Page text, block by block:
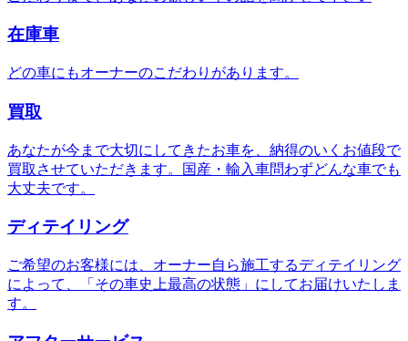
在庫車
どの車にもオーナーのこだわりがあります。
買取
あなたが今まで大切にしてきたお車を、納得のいくお値段で
買取させていただきます。国産・輸入車問わずどんな車でも
大丈夫です。
ディテイリング
ご希望のお客様には、オーナー自ら施工するディテイリング
によって、「その車史上最高の状態」にしてお届けいたしま
す。